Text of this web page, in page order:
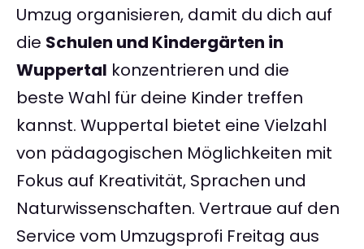
Umzug organisieren, damit du dich auf
die Schulen und Kindergärten in
Wuppertal konzentrieren und die
beste Wahl für deine Kinder treffen
kannst. Wuppertal bietet eine Vielzahl
von pädagogischen Möglichkeiten mit
Fokus auf Kreativität, Sprachen und
Naturwissenschaften. Vertraue auf den
Service vom Umzugsprofi Freitag aus